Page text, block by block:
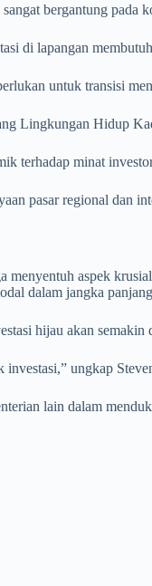
bergantung pada
di lapangan
untuk transisi
Lingkungan Hidup
terhadap minat
pasar regional dan
menyentuh aspek
dalam jangka
hijau akan
investasi,” ungkap
lain dalam